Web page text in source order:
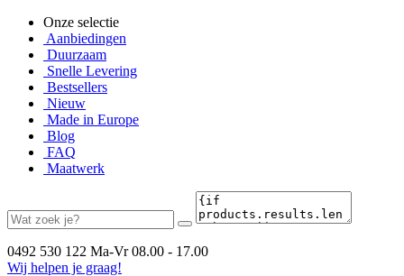
Onze selectie
Aanbiedingen
Duurzaam
Snelle Levering
Bestsellers
Nieuw
Made in Europe
Blog
FAQ
Maatwerk
0492 530 122 Ma-Vr 08.00 - 17.00
Wij helpen je graag!